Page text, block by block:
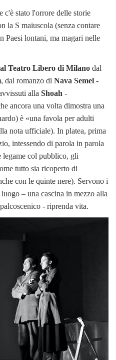
c'è stato l'orrore delle storie
la S maiuscola (senza contare
Paesi lontani, ma magari nelle
al Teatro Libero di Milano dal
dal romanzo di Nava Semel -
alla Shoah -
ancora una volta dimostra una
è «una favola per adulti
nota ufficiale). In platea, prima
intessendo di parola in parola
legame col pubblico, gli
tutto sia ricoperto di
con le quinte nere). Servono i
– una cascina in mezzo alla
- riprenda vita.